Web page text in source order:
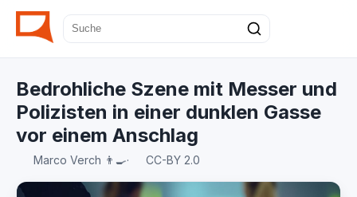
Bedrohliche Szene mit Messer und
Polizisten in einer dunklen Gasse
vor einem Anschlag
Marco Verch 👨‍🍳· CC-BY 2.0